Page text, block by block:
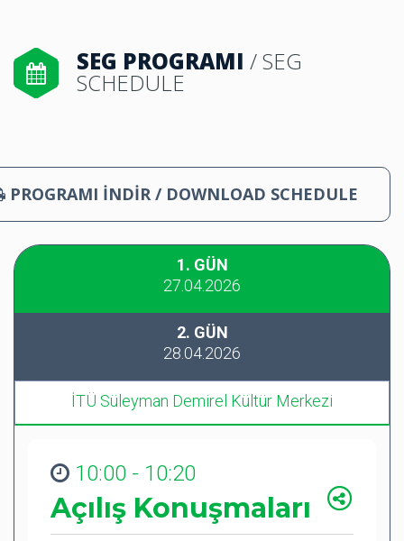
SEG PROGRAMI / SEG
SCHEDULE
PROGRAMI İNDİR / DOWNLOAD SCHEDULE
1. GÜN
27.04.2026
2. GÜN
28.04.2026
İTÜ Süleyman Demirel Kültür Merkezi
10:00 - 10:20
Açılış Konuşmaları